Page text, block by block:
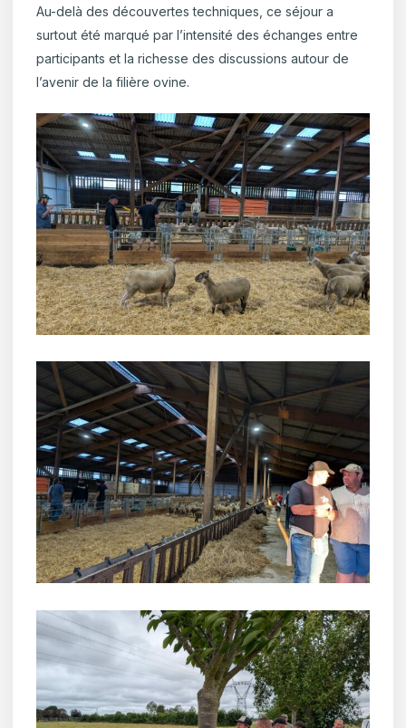
Au-delà des découvertes techniques, ce séjour a
surtout été marqué par l’intensité des échanges entre
participants et la richesse des discussions autour de
l’avenir de la filière ovine.